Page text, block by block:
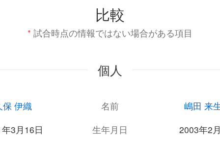
比較
* 試合時点の情報ではない場合がある項目
個人
保 伊織 名前
嶋田 来
3月16日
生年月日
2003年2